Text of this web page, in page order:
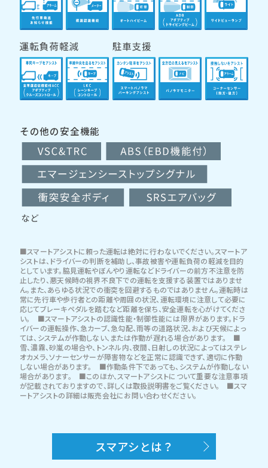
その他の安全機能
■スマートアシストに頼った運転は絶対に行わないでください。スマートア
シストは、ドライバーの判断を補助し、事故被害や運転負荷の軽減を目的
としています。脇見運転やぼんやり運転などドライバーの前方不注意を防
止したり、悪天候時の視界不良下での運転を支援する装置ではありませ
ん。また、あらゆる状況での衝突を回避するものではありません。運転時は
常に先行車や歩行者との距離や周囲の状況、運転環境に注意して必要に
応じてブレーキペダルを踏むなど距離を保ち、安全運転を心がけてくださ
い。 ■スマートアシストの認識性能・制御性能には限界があります。ドラ
イバーの運転操作、急カーブ、急勾配、雨等の道路状況、および天候によっ
ては、システムが作動しない、または作動が遅れる場合があります。 ■
雪、濃霧、砂嵐の場合や、トンネル内、夜間、日射しの状況によってはステレ
オカメラ、ソナーセンサーが障害物などを正常に認識できず、適切に作動
しない場合があります。 ■作動条件下であっても、システムが作動しない
場合があります。 ■このほか、スマートアシストについて重要な注意事項
が記載されておりますので、詳しくは取扱説明書をご覧ください。 ■スマ
ートアシストの詳細は販売会社にお問い合わせください。
スマアシとは？